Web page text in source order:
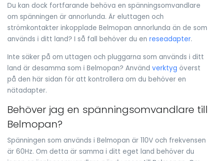
Du kan dock fortfarande behöva en spänningsomvandlare
om spänningen är annorlunda. Är eluttagen och
strömkontakter inkopplade Belmopan annorlunda än de som
används i ditt land? I så fall behöver du en reseadapter.
Inte säker på om uttagen och pluggarna som används i ditt
land är desamma som i Belmopan? Använd verktyg överst
på den här sidan för att kontrollera om du behöver en
nätadapter.
Behöver jag en spänningsomvandlare till
Belmopan?
Spänningen som används i Belmopan är 110V och frekvensen
är 60Hz. Om detta är samma i ditt eget land behöver du